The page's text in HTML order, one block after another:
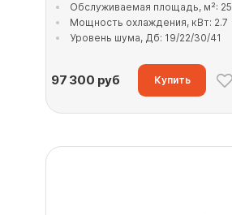
Обслуживаемая площадь, м²: 25
Мощность охлаждения, кВт: 2.7
Уровень шума, Дб: 19/22/30/41
97 300 руб Купить